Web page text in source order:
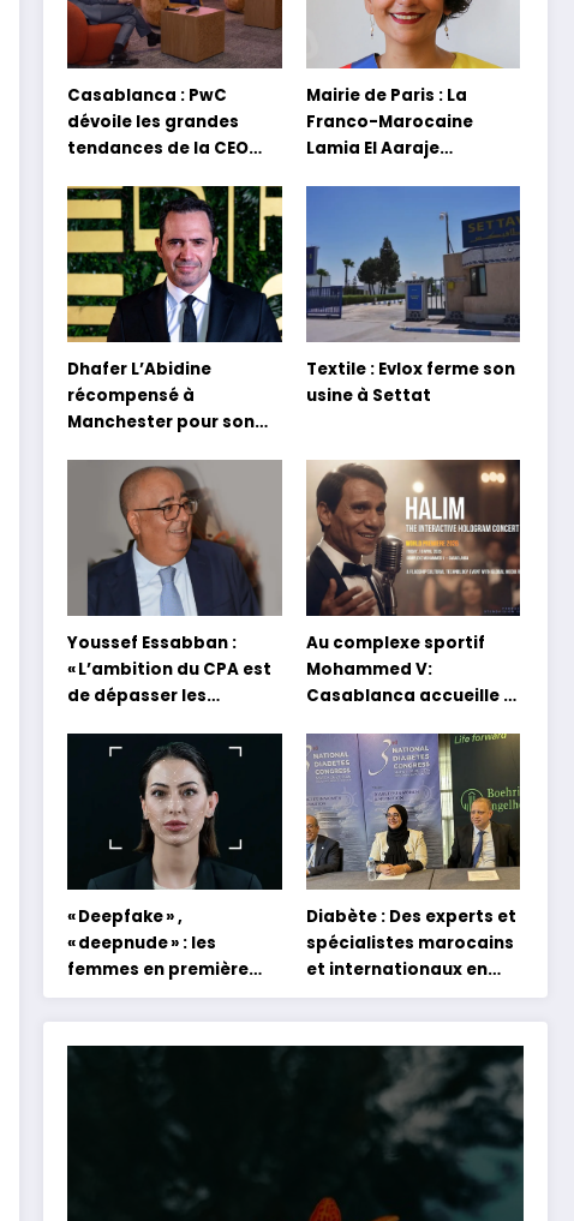
Casablanca : PwC
dévoile les grandes
tendances de la CEO
Mairie de Paris : La
Franco-Marocaine
Lamia El Aaraje
Dhafer L’Abidine
récompensé à
Manchester pour son
Textile : Evlox ferme son
usine à Settat
Youssef Essabban :
« L’ambition du CPA est
de dépasser les
et académiques de
formation en
s’appuyant sur le
partage des
expériences »
Au complexe sportif
Mohammed V:
Casablanca accueille la
concert holographique
d’Abdel Halim Hafez
« Deepfake » ,
« deepnude » : les
femmes en première
ligne face aux dangers
de l’intelligence
artificielle
Diabète : Des experts et
spécialistes marocains
et internationaux en
conclave à Tanger